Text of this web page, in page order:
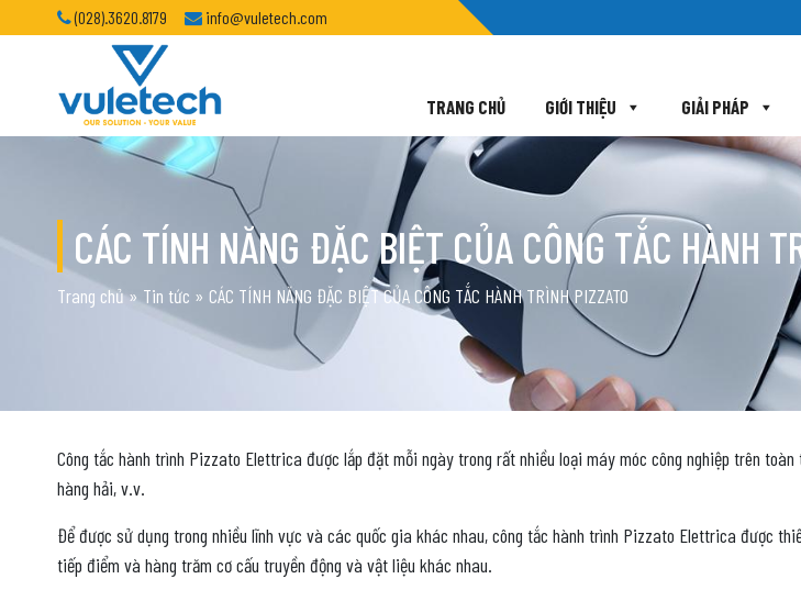
(028).3620.8179 info@vuletech.com
TRANG CHỦ GIỚI THIỆU GIẢI PHÁP
CÁC TÍNH NĂNG ĐẶC BIỆT CỦA CÔNG TẮC HÀNH
Trang chủ» Tin tức » CÁC TÍNH NĂNG ĐẶC BIỆT CỦA CÔNG TẮC HÀNH TRÌNH PIZZATO
Công tắc hành trình Pizzato Elettrica được lắp đặt mỗi ngày trong rất nhiều loại máy móc công nghiệp trên
hàng hải, v.v.
Để được sử dụng trong nhiều lĩnh vực và các quốc gia khác nhau, công tắc hành trình Pizzato Elettrica được
tiếp điểm và hàng trăm cơ cấu truyền động và vật liệu khác nhau.